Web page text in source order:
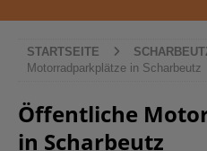
STARTSEITE
Motorradparkplätze in Scharbeutz
Öffentliche
in Scharbeutz